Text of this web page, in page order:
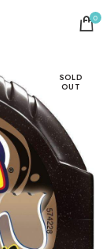
0
SOLD
OUT